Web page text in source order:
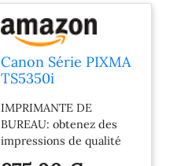
Canon Série PIXMA
TS5350i
Copieur, Scanner
pour la Maison
Tout-en-un, Écran
OLED | Sans Fil pour
IMPRIMANTE DE
BUREAU: obtenez des
impressions de qualité